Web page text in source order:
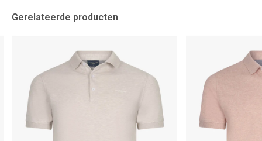
Gerelateerde producten